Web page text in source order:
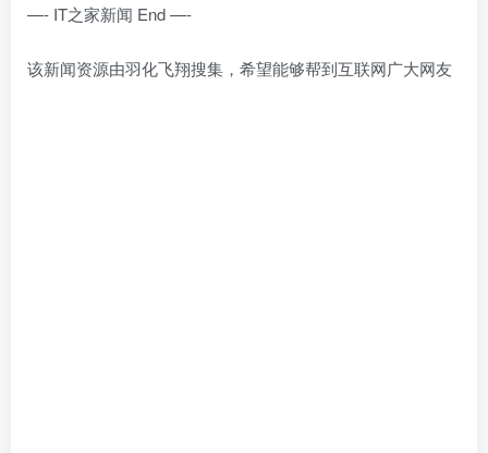
—- IT之家新闻 End —-
该新闻资源由羽化飞翔搜集，希望能够帮到互联网广大网友